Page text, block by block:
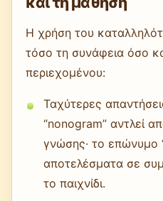
Η χρήση του
τόσο τη συνάφεια όσο
περιεχομένου:
Ταχύτερες
“nonogram” αντλεί
γνώσης· το επώνυμο
αποτελέσματα σε
το παιχνίδι.